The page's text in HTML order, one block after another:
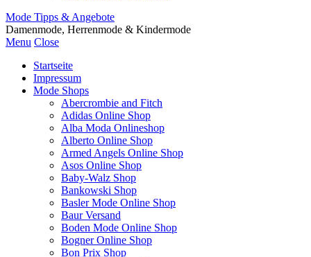
Mode Tipps & Angebote
Damenmode, Herrenmode & Kindermode
Menu Close
Startseite
Impressum
Mode Shops
Abercrombie and Fitch
Adidas Online Shop
Alba Moda Onlineshop
Alberto Online Shop
Armed Angels Online Shop
Asos Online Shop
Baby-Walz Shop
Bankowski Shop
Basler Mode Online Shop
Baur Versand
Boden Mode Online Shop
Bogner Online Shop
Bon Prix Shop